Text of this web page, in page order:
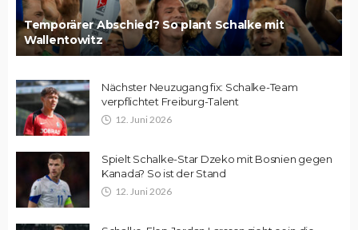
Temporärer Abschied? So plant Schalke mit
Wallentowitz
Nächster Neuzugang fix: Schalke-Team
verpflichtet Freiburg-Talent
12. Juni 2026
Spielt Schalke-Star Dzeko mit Bosnien gegen
Kanada? So ist der Stand
12. Juni 2026